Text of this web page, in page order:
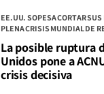
EE.UU. SOPESA CORTAR SUS
PLENA CRISIS MUNDIAL DE
La posible ruptura
Unidos pone a
crisis decisiva